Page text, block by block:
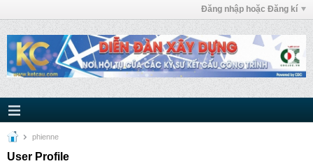
Đăng nhập hoặc Đăng kí
phienne
User Profile